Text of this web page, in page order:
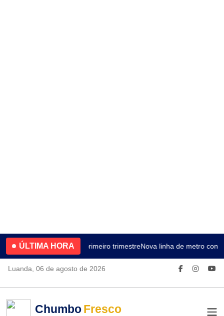
ÚLTIMA HORA4.2% no primeiro trimestreNova linha de metro
Luanda, 06 de agosto de 2026
ChumboFresco